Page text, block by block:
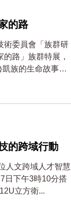
的路
術委員會「族群研
路」族群特展，
族的生命故事為
的跨域行動
人文跨域人才智慧
日下午3時10分搭
立方衛...